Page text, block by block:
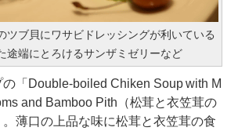
ツブ貝にワサビドレッシングが利いている
途端にとろけるサンザミゼリーなど
「Double-boiled Chiken Soup with M
and Bamboo Pith（松茸と衣笠茸の
薄口の上品な味に松茸と衣笠茸の食